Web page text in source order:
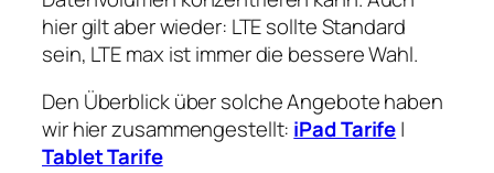
hier gilt aber wieder: LTE sollte Standard
sein, LTE max ist immer die bessere Wahl.
Den Überblick über solche Angebote haben
wir hier zusammengestellt: iPad Tarife|
Tablet Tarife